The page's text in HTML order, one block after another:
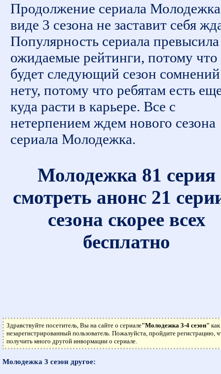
Продолжение сериала
виде 3 сезона не заставит себя
Популярность сериала превысила
ожидаемые рейтинги, потому что
будет следующий сезон сомнений
нету, потому что ребятам есть
куда расти в карьере. Все с
нетерпением ждем нового сезона
сериала Молодежка.
Молодежка 81 серия
смотреть анонс 21
сезона скорее всех
бесплатно
Здравствуйте посетитель, Вы на сайте о сериале"Молодежка 3-4 сезон" как
незарегистрированный пользователь. Пожалуйста, пройдите регистрацию,
получить много другой инвормации о сериале.
Молодежка 3 сезон другое: